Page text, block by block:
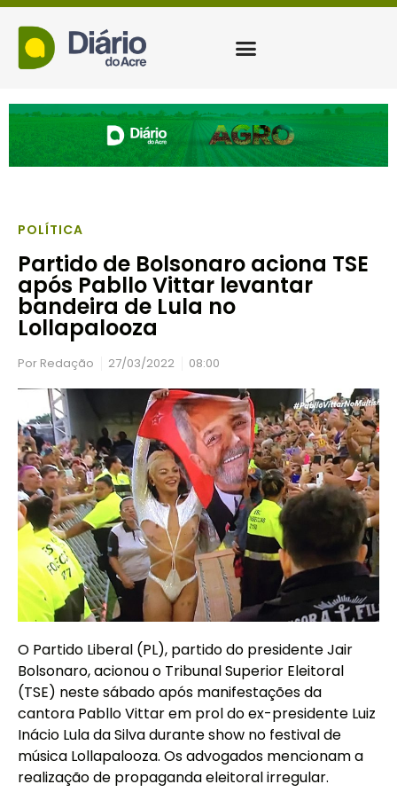
POLÍTICA
Partido de Bolsonaro aciona TSE
após Pabllo Vittar levantar
bandeira de Lula no
Lollapalooza
Por Redação 27/03/2022 08:00
O Partido Liberal (PL), partido do presidente Jair
Bolsonaro, acionou o Tribunal Superior Eleitoral
(TSE) neste sábado após manifestações da
cantora Pabllo Vittar em prol do ex-presidente Luiz
Inácio Lula da Silva durante show no festival de
música Lollapalooza. Os advogados mencionam a
realização de propaganda eleitoral irregular.